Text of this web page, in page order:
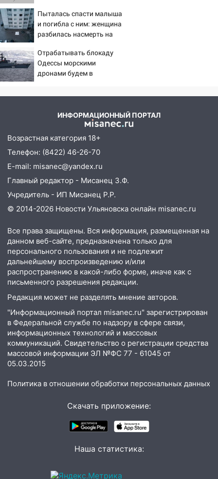
Пыталась спасти малыша
и погибла с ним: женщина
разбилась насмерть на
– Новости
Отрабатывать блокаду
Одессы морскими
дронами будем в
ИНФОРМАЦИОННЫЙ ПОРТАЛ
Возрастная категория 18+
Телефон: (8422) 46-26-70
E-mail: misanec@yandex.ru
Главный редактор - Мисанец З.Ф.
Учредитель - ИП Мисанец Р.Р.
© 2014-2026 Новости Ульяновска онлайн misanec.ru
Все права защищены. Вся информация, размещенная на
данном веб-сайте, предназначена только для
персонального пользования и не подлежит
дальнейшему воспроизведению и/или
распространению в какой-либо форме, иначе как с
письменного разрешения редакции.
Редакция может не разделять мнение авторов.
"Информационный портал misanec.ru" зарегистрирован
в Федеральной службе по надзору в сфере связи,
информационных технологий и массовых
коммуникаций. Свидетельство о регистрации средства
массовой информации ЭЛ №ФС 77 - 61045 от
05.03.2015
Политика в отношении обработки персональных данных
Скачать приложение:
Наша статистика: